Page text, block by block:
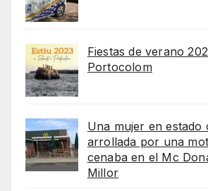
Fiestas de verano
Portocolom
Una mujer en
arrollada por una
cenaba en el Mc
Millor